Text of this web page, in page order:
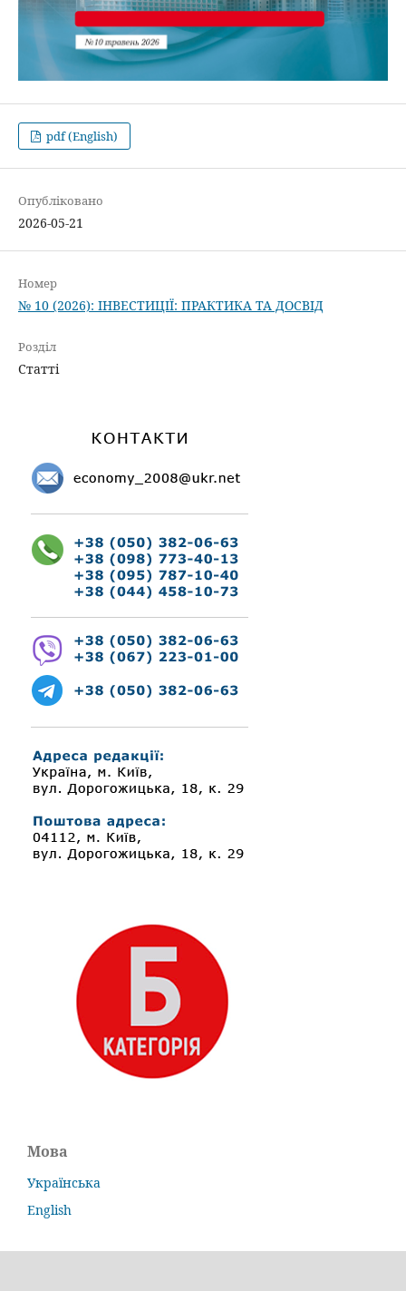
pdf (English)
Опубліковано
2026-05-21
Номер
№ 10 (2026): ІНВЕСТИЦІЇ: ПРАКТИКА ТА ДОСВІД
Розділ
Статті
Мова
Українська
English